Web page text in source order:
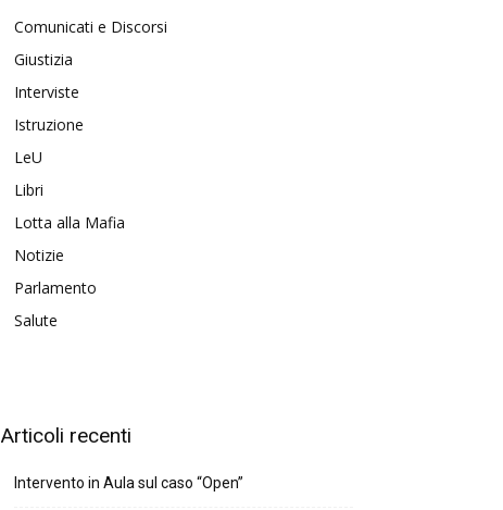
Comunicati e Discorsi
Giustizia
Interviste
Istruzione
LeU
Libri
Lotta alla Mafia
Notizie
Parlamento
Salute
Articoli recenti
Intervento in Aula sul caso “Open”